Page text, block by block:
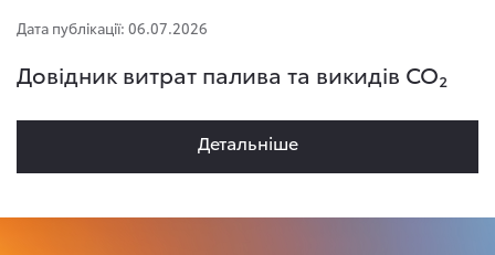
Дата публікації: 06.07.2026
Довідник витрат палива та викидів CO₂
Детальнiше